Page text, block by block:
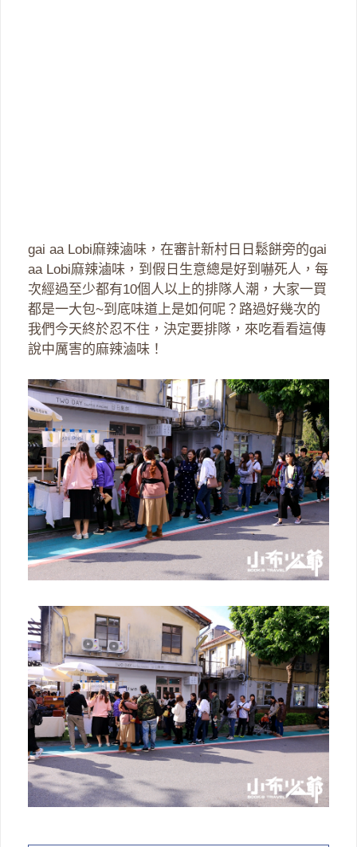
gai aa Lobi麻辣滷味，在審計新村日日鬆餅旁的gai
aa Lobi麻辣滷味，到假日生意總是好到嚇死人，每
次經過至少都有10個人以上的排隊人潮，大家一買
都是一大包~到底味道上是如何呢？路過好幾次的
我們今天終於忍不住，決定要排隊，來吃看看這傳
說中厲害的麻辣滷味！